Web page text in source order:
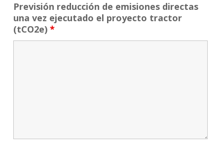
Previsión reducción de emisiones directas
una vez ejecutado el proyecto tractor
(tCO2e)*